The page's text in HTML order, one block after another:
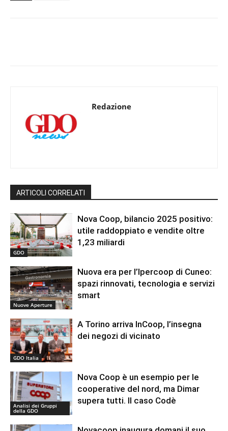
Redazione
ARTICOLI CORRELATI
GDO
Nova Coop, bilancio 2025 positivo:
utile raddoppiato e vendite oltre
1,23 miliardi
Nuove Aperture
Nuova era per l’Ipercoop di Cuneo:
spazi rinnovati, tecnologia e servizi
smart
GDO Italia
A Torino arriva InCoop, l’insegna
dei negozi di vicinato
Analisi dei Gruppi
della GDO
Nova Coop è un esempio per le
cooperative del nord, ma Dimar
supera tutti. Il caso Codè